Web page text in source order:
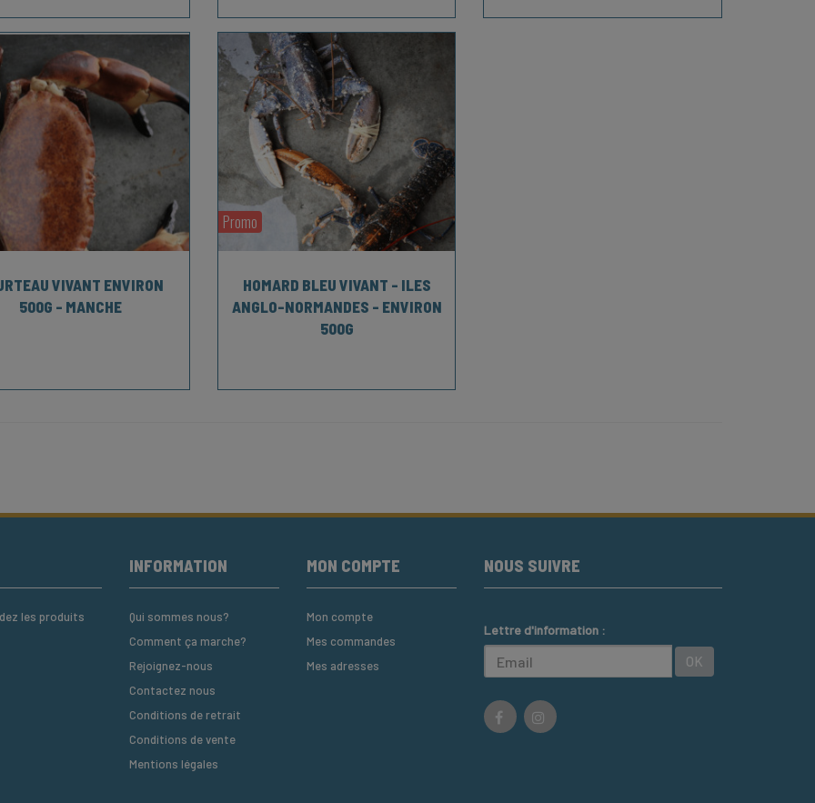
VIVANT ENVIRON
500G - MANCHE
Promo
HOMARD BLEU VIVANT - ILES
ANGLO-NORMANDES - ENVIRON
500G
les produits
INFORMATION
Qui sommes nous?
Comment ça marche?
Rejoignez-nous
Contactez nous
Conditions de retrait
Conditions de vente
Mentions légales
MON COMPTE
Mon compte
Mes commandes
Mes adresses
NOUS SUIVRE
Lettre d'information :
OK